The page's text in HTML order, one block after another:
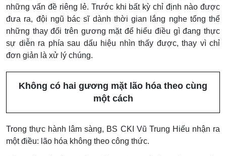
những vấn đề riêng lẻ. Trước khi bất kỳ chỉ định nào được
đưa ra, đội ngũ bác sĩ dành thời gian lắng nghe tổng thể
những thay đổi trên gương mặt để hiểu điều gì đang thực
sự diễn ra phía sau dấu hiệu nhìn thấy được, thay vì chỉ
đơn giản là xử lý chúng.
Không có hai gương mặt lão hóa theo cùng
một cách
Trong thực hành lâm sàng, BS CKI Vũ Trung Hiếu nhận ra
một điều: lão hóa không theo công thức.